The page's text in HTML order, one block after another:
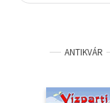
Tankönyv,ANTIKVÁR